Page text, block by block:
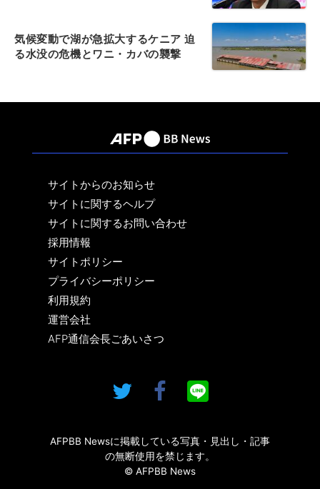
気候変動で湖が急拡大するケニア 迫
る水没の危機とワニ・カバの襲撃
サイトからのお知らせ
サイトに関するヘルプ
サイトに関するお問い合わせ
採用情報
サイトポリシー
プライバシーポリシー
利用規約
運営会社
AFP通信会長ごあいさつ
AFPBB Newsに掲載している写真・見出し・記事
の無断使用を禁じます。
© AFPBB News